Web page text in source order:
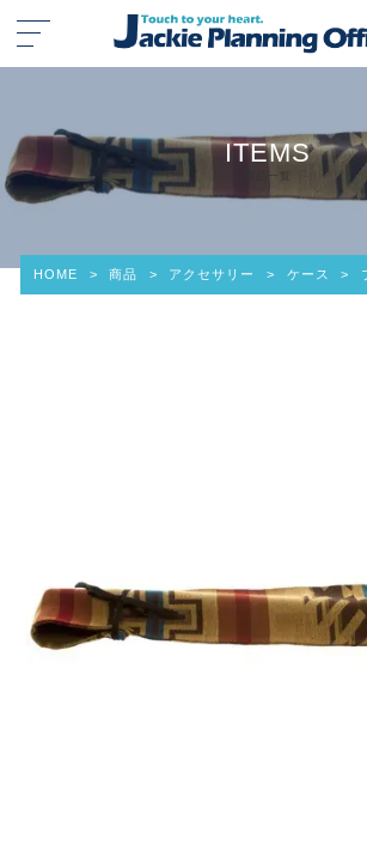
ITEMS
商品一覧
HOME > 商品 > アクセサリー > ケース >